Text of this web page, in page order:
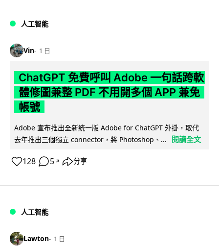
人工智能
Vin 1 日
ChatGPT 免費呼叫 Adobe 一句話跨軟
體修圖兼整 PDF 不用開多個 APP 兼免
帳號
Adobe 宣布推出全新統一版 Adobe for ChatGPT 外掛，取代
去年推出三個獨立 connector，將 Photoshop、...
閱讀全文
128 5 ↗ 分享
人工智能
Lawton 1 日